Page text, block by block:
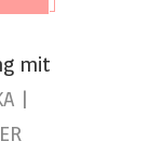
mit
|